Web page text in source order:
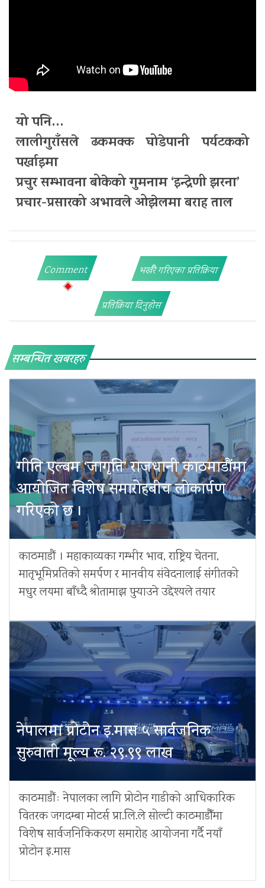
यो पनि…
लालीगुराँसले ढकमक्क घोडेपानी पर्यटकको
पर्खाइमा
प्रचुर सम्भावना बोकेको गुमनाम ‘इन्द्रेणी झरना’
प्रचार-प्रसारको अभावले ओझेलमा बराह ताल
Comment भर्खरै गरिएका प्रतिक्रिया
प्रतिक्रिया दिनुहोस
सम्बन्धित खबरहरु
गीति एल्बम ‘जागृति’ राजधानी काठमाडौंमा
आयोजित विशेष समारोहबीच लोकार्पण
गरिएको छ ।
काठमाडौं । महाकाव्यका गम्भीर भाव, राष्ट्रिय चेतना,
मातृभूमिप्रतिको समर्पण र मानवीय संवेदनालाई संगीतको
मधुर लयमा बाँध्दै श्रोतामाझ पुर्‍याउने उद्देश्यले तयार
नेपालमा प्रोटोन इ.मास ५ सार्वजनिक
सुरुवाती मूल्य रू. २९.९९ लाख
काठमाडौंः नेपालका लागि प्रोटोन गाडीको आधिकारिक
वितरक जगदम्बा मोटर्स प्रा.लि.ले सोल्टी काठमाडौँमा
विशेष सार्वजनिकिकरण समारोह आयोजना गर्दै नयाँ
प्रोटोन इ.मास